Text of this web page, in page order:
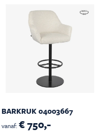
BARKRUK 04003667
vanaf:€ 750,-